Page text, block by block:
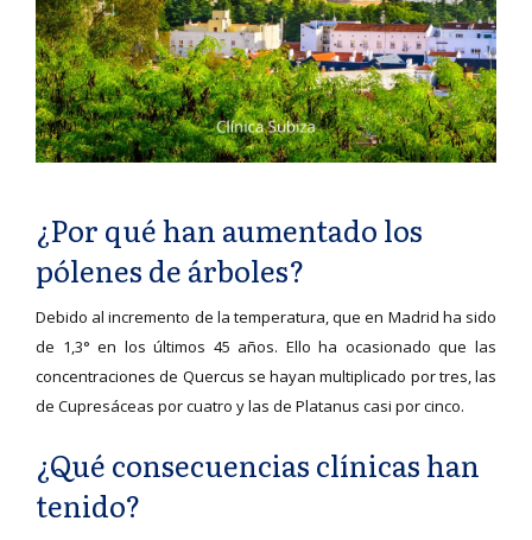
¿Por qué han aumentado los
pólenes de árboles?
Debido al incremento de la temperatura, que en Madrid ha sido
de 1,3° en los últimos 45 años. Ello ha ocasionado que las
concentraciones de Quercus se hayan multiplicado por tres, las
de Cupresáceas por cuatro y las de Platanus casi por cinco.
¿Qué consecuencias clínicas han
tenido?